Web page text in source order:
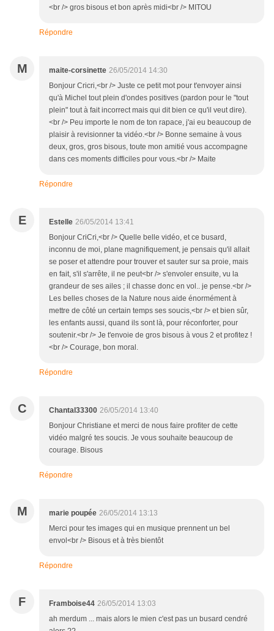
<br /> gros bisous et bon après midi<br /> MITOU
Répondre
M maite-corsinette 26/05/2014 14:30
Bonjour Cricri,<br /> Juste ce petit mot pour t'envoyer ainsi
qu'à Michel tout plein d'ondes positives (pardon pour le "tout
plein" tout à fait incorrect mais qui dit bien ce qu'il veut dire).
<br /> Peu importe le nom de ton rapace, j'ai eu beaucoup de
plaisir à revisionner ta vidéo.<br /> Bonne semaine à vous
deux, gros, gros bisous, toute mon amitié vous accompagne
dans ces moments difficiles pour vous.<br /> Maite
Répondre
E Estelle 26/05/2014 13:41
Bonjour CriCri,<br /> Quelle belle vidéo, et ce busard,
inconnu de moi, plane magnifiquement, je pensais qu'il allait
se poser et attendre pour trouver et sauter sur sa proie, mais
en fait, s'il s'arrête, il ne peut<br /> s'envoler ensuite, vu la
grandeur de ses ailes ; il chasse donc en vol.. je pense.<br />
Les belles choses de la Nature nous aide énormément à
mettre de côté un certain temps ses soucis,<br /> et bien sûr,
les enfants aussi, quand ils sont là, pour réconforter, pour
soutenir.<br /> Je t'envoie de gros bisous à vous 2 et profitez !
<br /> Courage, bon moral.
Répondre
C Chantal33300 26/05/2014 13:40
Bonjour Christiane et merci de nous faire profiter de cette
vidéo malgré tes soucis. Je vous souhaite beaucoup de
courage. Bisous
Répondre
M marie poupée 26/05/2014 13:13
Merci pour tes images qui en musique prennent un bel
envol<br /> Bisous et à très bientôt
Répondre
F Framboise44 26/05/2014 13:03
ah merdum ... mais alors le mien c'est pas un busard cendré